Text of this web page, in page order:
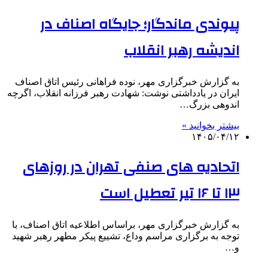
پیوندی ماندگار؛ جایگاه اصناف در
اندیشه رهبر انقلاب
به گزارش خبرگزاری مهر، نوده فراهانی رئیس اتاق اصناف
ایران در یادداشتی نوشت: شهادت رهبر فرزانه انقلاب، اگرچه
اندوهی بزرگ…
بیشتر بخوانید »
۱۴۰۵/۰۴/۱۲
اتحادیه های صنفی تهران در روزهای
۱۳ تا ۱۶ تیر تعطیل است
به گزارش خبرگزاری مهر، براساس اطلاعیه اتاق اصناف، با
توجه به برگزاری مراسم وداع، تشییع پیکر مطهر رهبر شهید
و…